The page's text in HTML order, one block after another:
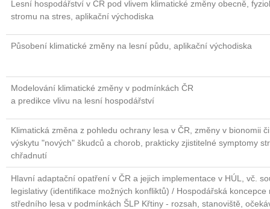
Lesní hospodářství v ČR pod vlivem klimatické změny obecně,
stromu na stres, aplikační východiska
Působení klimatické změny na lesní půdu, aplikační východiska
Modelování klimatické změny v podmínkách ČR
a predikce vlivu na lesní hospodářství
Klimatická změna z pohledu ochrany lesa v ČR, změny v bionomii
výskytu "nových" škudců a chorob, prakticky zjistitelné symptomy
chřadnutí
Hlavní adaptační opatření v ČR a jejich implementace v HÚL, vč.
legislativy (identifikace možných konfliktů) / Hospodářská koncepce
středního lesa v podmínkách ŠLP Křtiny - rozsah, stanoviště,